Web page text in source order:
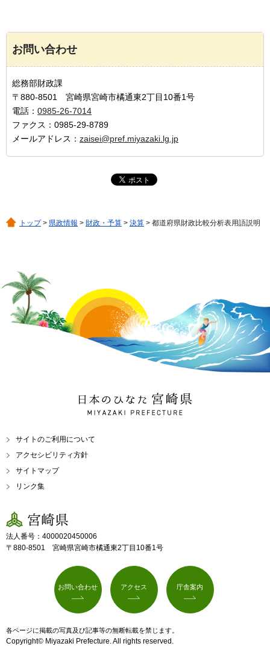
お問い合わせ
総務部財政課
〒880-8501 宮崎県宮崎市橘通東2丁目10番1号
電話： 0985-26-7014
ファクス：0985-29-8789
メールアドレス： zaisei@pref.miyazaki.lg.jp
トップ> 県政情報 > 財政・予算 > 決算 > 都道府県財政比較分析表用語説明
日本のひなた 宮崎県
MIYAZAKI PREFECTURE
サイトのご利用について
アクセシビリティ方針
サイトマップ
リンク集
宮崎県
法人番号：4000020450006
〒880-8501 宮崎県宮崎市橘通東2丁目10番1号
お問い合わせ アクセス 庁舎案内
各ページに掲載の写真及び記事等の無断転載を禁じます。
Copyright© Miyazaki Prefecture. All rights reserved.